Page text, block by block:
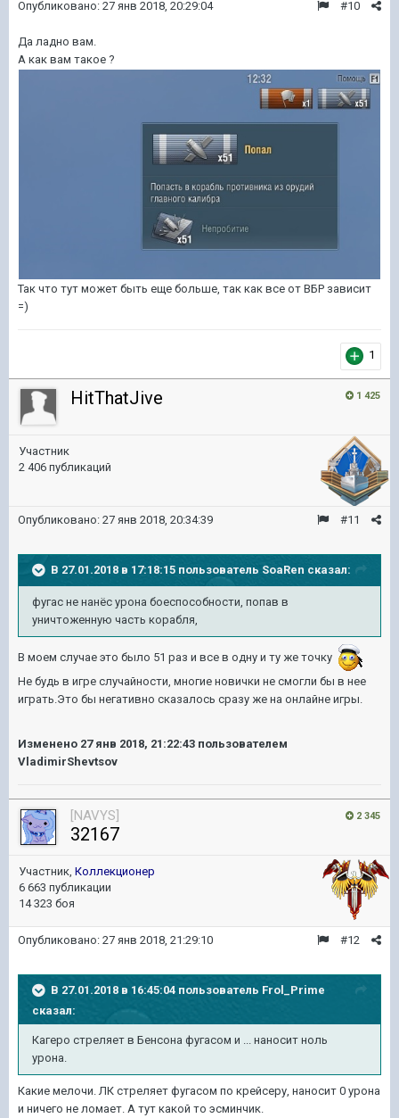
#10
Опубликовано: 27 янв 2018, 20:29:04
Да ладно вам.
А как вам такое ?
Так что тут может быть еще больше, так как все от ВБР зависит
=)
1
1 425
HitThatJive
Участник
2 406 публикаций
#11
Опубликовано: 27 янв 2018, 20:34:39
В 27.01.2018 в 17:18:15 пользователь SoaRen сказал:
фугас не нанёс урона боеспособности, попав в
уничтоженную часть корабля,
В моем случае это было 51 раз и все в одну и ту же точку
Не будь в игре случайности, многие новички не смогли бы в нее
играть.Это бы негативно сказалось сразу же на онлайне игры.
Изменено 27 янв 2018, 21:22:43 пользователем
VladimirShevtsov
2 345
[NAVYS]
32167
Участник, Коллекционер
6 663 публикации
14 323 боя
#12
Опубликовано: 27 янв 2018, 21:29:10
В 27.01.2018 в 16:45:04 пользователь Frol_Prime
сказал:
Кагеро стреляет в Бенсона фугасом и ... наносит ноль
урона.
Какие мелочи. ЛК стреляет фугасом по крейсеру, наносит 0 урона
и ничего не ломает. А тут какой то эсминчик.